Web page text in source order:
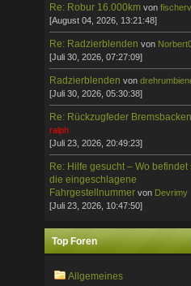
Re: Robur 16.000km von
[August 04, 2026, 13:21:48]
Re: Radzierblendenvon
[Juli 30, 2026, 07:27:09]
Radzierblendenvon
[Juli 30, 2026, 05:30:38]
Re: Rückzugfeder Bremsbacken
ralph
[Juli 23, 2026, 20:49:23]
Re: Hilfe gesucht – Wo befindet
die eingeschlagene
Fahrgestellnummer von Devrimy
[Juli 23, 2026, 10:47:50]
Top Foren
Allgemeines